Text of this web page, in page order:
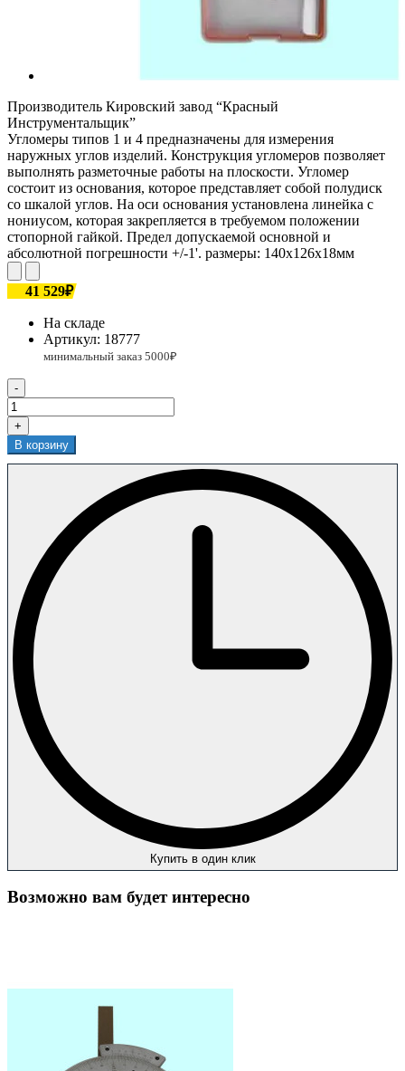
Производитель Кировский завод “Красный
Инструментальщик”
Угломеры типов 1 и 4 предназначены для измерения
наружных углов изделий. Конструкция угломеров позволяет
выполнять разметочные работы на плоскости. Угломер
состоит из основания, которое представляет собой полудиск
со шкалой углов. На оси основания установлена линейка с
нониусом, которая закрепляется в требуемом положении
стопорной гайкой. Предел допускаемой основной и
абсолютной погрешности +/-1'. размеры: 140х126х18мм
41 529₽
На складе
Артикул: 18777
-
+
В корзину
Купить в один клик
Возможно вам будет интересно